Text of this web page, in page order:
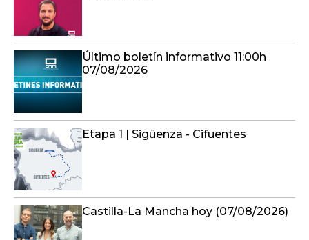
Último boletín informativo 11:00h
07/08/2026
Etapa 1 | Sigüenza - Cifuentes
Castilla-La Mancha hoy (07/08/2026)